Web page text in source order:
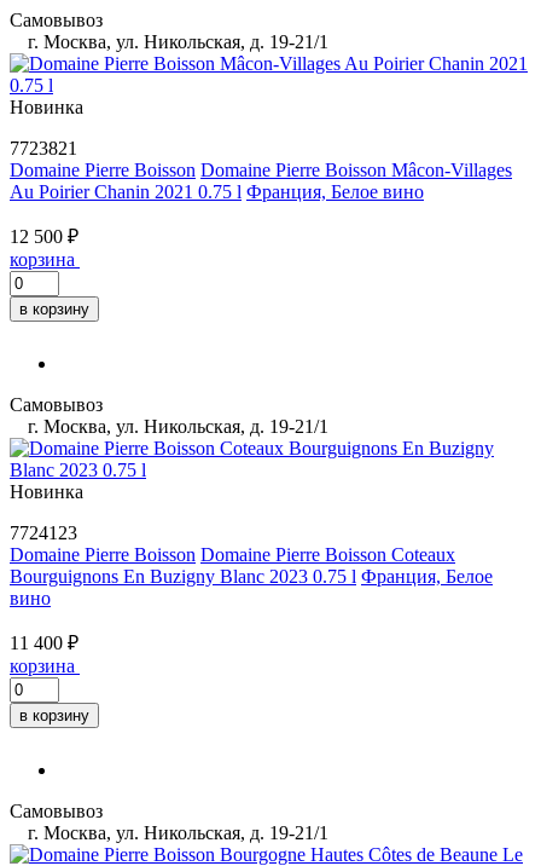
Самовывоз
г. Москва, ул. Никольская, д. 19-21/1
Новинка
7723821
Domaine Pierre Boisson Domaine Pierre Boisson Mâcon-Villages
Au Poirier Chanin 2021 0.75 l Франция, Белое вино
12 500 ₽
корзина
в корзину
Самовывоз
г. Москва, ул. Никольская, д. 19-21/1
Новинка
7724123
Domaine Pierre Boisson Domaine Pierre Boisson Coteaux
Bourguignons En Buzigny Blanc 2023 0.75 l Франция, Белое
вино
11 400 ₽
корзина
в корзину
Самовывоз
г. Москва, ул. Никольская, д. 19-21/1